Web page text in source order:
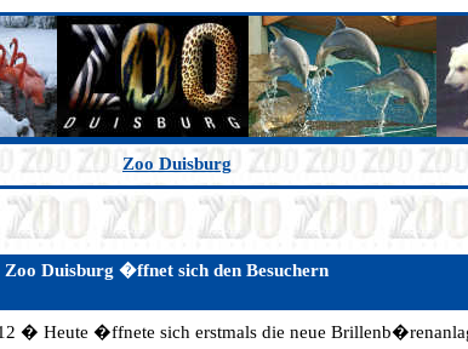
Zoo Duisburg
Duisburg �ffnet sich den Besuchern
� Heute �ffnete sich erstmals die neue